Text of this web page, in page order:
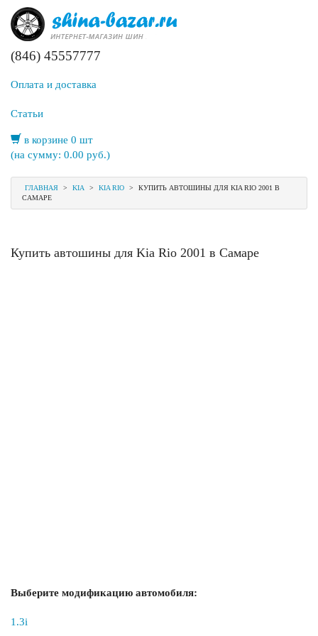
(846) 45557777
Оплата и доставка
Статьи
в корзине 0 шт
(на сумму: 0.00 руб.)
ГЛАВНАЯ > KIA > KIA RIO >
КУПИТЬ АВТОШИНЫ ДЛЯ KIA RIO 2001 В
САМАРЕ
Купить автошины для Kia Rio 2001 в Самаре
Выберите модификацию автомобиля:
1.3i